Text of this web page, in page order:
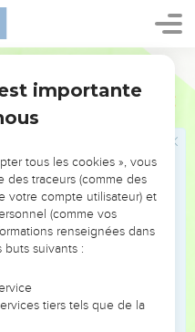
; ma couche me
et tu m'épouvantes
vivrai pas toujours. Retire-
souffle.
tu en fasses un si grand
matins, pour que tu le
importante
tous les cookies », vous
des traceurs (comme des
votre compte utilisateur) et
(comme vos
renseignées dans
buts suivants :
tiers tels que de la